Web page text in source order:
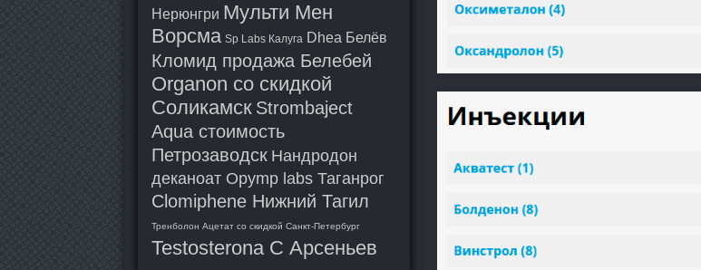
Нерюнгри Мульти Мен
Ворсма Sp Labs Калуга Dhea Белёв
Кломид продажа Белебей
Organon со скидкой
Соликамск Strombaject
Aqua стоимость
Петрозаводск Нандродон
деканоат Opymp labs Таганрог
Clomiphene Нижний Тагил
Тренболон Ацетат со скидкой Санкт-Петербург
Testosterona C Арсеньев